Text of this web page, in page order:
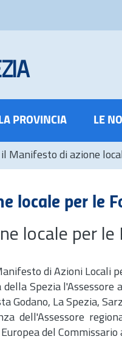
PROVINCIA LE
Manifesto di azione
locale per le
locale per le
di Azioni Locali
Spezia l'Assessore
Godano, La Spezia,
dell'Assessore
del